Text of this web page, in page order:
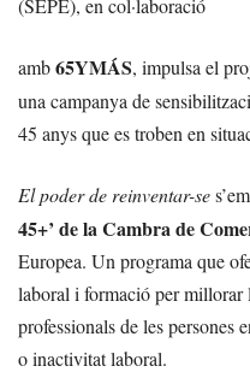
(SEPE), en col·laboració
amb65YMÁS, impulsa el
una campanya de
45 anys que es troben en
El poder de reinventar-se
45+’ de la Cambra de
Europea. Un programa que
laboral i formació per millorar
professionals de les persones
o inactivitat laboral.